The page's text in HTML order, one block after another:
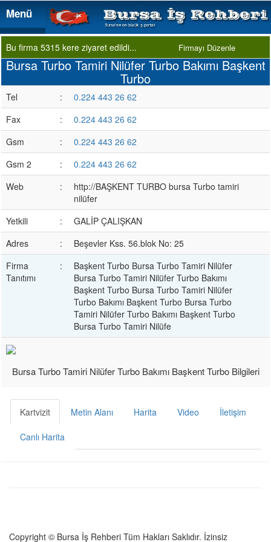
Menü
Menü
Bu firma 5315 kere ziyaret edildi... Firmayı Düzenle
Bursa Turbo Tamiri Nilüfer Turbo Bakımı Başkent
Turbo
Tel :
0.224 443 26 62
Fax
:
0.224 443 26 62
Gsm
:
0.224 443 26 62
Gsm 2
:
0.224 443 26 62
Web
:
http://BAŞKENT TURBO bursa Turbo tamiri
nilüfer
Yetkili
:
GALİP ÇALIŞKAN
Adres
:
Beşevler Kss. 56.blok No: 25
Firma
Tanıtımı
:
Başkent Turbo Bursa Turbo Tamiri Nilüfer
Bursa Turbo Tamiri Nilüfer Turbo Bakımı
Başkent Turbo Bursa Turbo Tamiri Nilüfer
Turbo Bakımı Başkent Turbo Bursa Turbo
Tamiri Nilüfer Turbo Bakımı Başkent Turbo
Bursa Turbo Tamiri Nilüfe
Bursa Turbo Tamiri Nilüfer Turbo Bakımı Başkent Turbo Bilgileri
Kartvizit Metin Alanı Harita Video İletişim
Canlı Harita
Copyright © Bursa İş Rehberi Tüm Hakları Saklıdır. İzinsiz